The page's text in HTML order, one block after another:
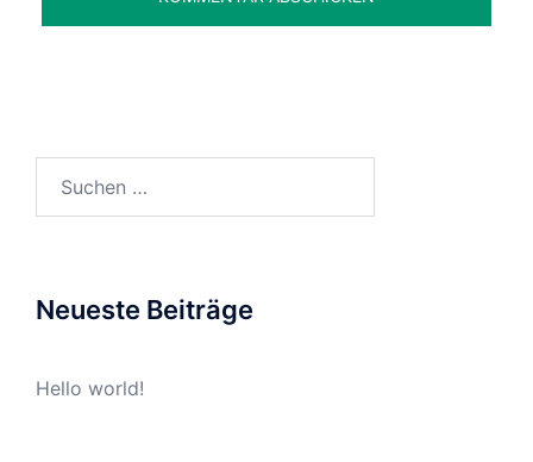
Neueste Beiträge
Hello world!